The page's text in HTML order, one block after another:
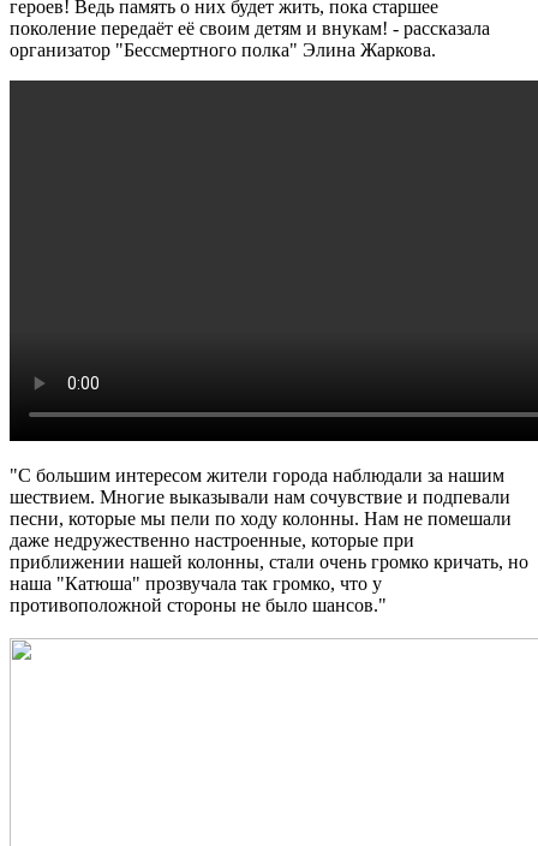
героев! Ведь память о них будет жить, пока старшее
поколение передаёт её своим детям и внукам! - рассказала
организатор "Бессмертного полка" Элина Жаркова.
"С большим интересом жители города наблюдали за нашим
шествием. Многие выказывали нам сочувствие и подпевали
песни, которые мы пели по ходу колонны. Нам не помешали
даже недружественно настроенные, которые при
приближении нашей колонны, стали очень громко кричать, но
наша "Катюша" прозвучала так громко, что у
противоположной стороны не было шансов."